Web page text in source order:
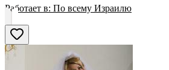
Работает в: По всему Израилю